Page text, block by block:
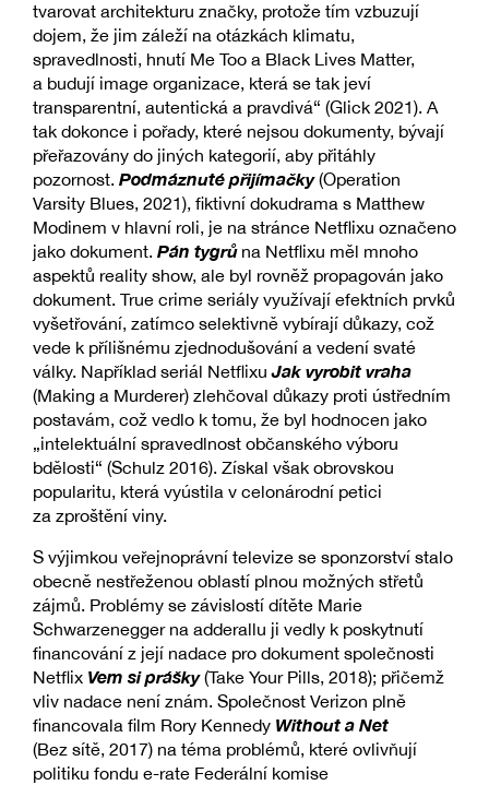
tvarovat architekturu značky, protože tím vzbuzují
dojem, že jim záleží na otázkách klimatu,
spravedlnosti, hnutí Me Too a Black Lives Matter,
a budují image organizace, která se tak jeví
transparentní, autentická a pravdivá“ (Glick 2021). A
tak dokonce i pořady, které nejsou dokumenty, bývají
přeřazovány do jiných kategorií, aby přitáhly
pozornost. Podmáznuté přijímačky(Operation
Varsity Blues, 2021), fiktivní dokudrama s Matthew
Modinem v hlavní roli, je na stránce Netflixu označeno
jako dokument. Pán tygrů na Netflixu měl mnoho
aspektů reality show, ale byl rovněž propagován jako
dokument. True crime seriály využívají efektních prvků
vyšetřování, zatímco selektivně vybírají důkazy, což
vede k přílišnému zjednodušování a vedení svaté
války. Například seriál NetflixuJak vyrobit vraha
(Making a Murderer) zlehčoval důkazy proti ústředním
postavám, což vedlo k tomu, že byl hodnocen jako
„intelektuální spravedlnost občanského výboru
bdělosti“ (Schulz 2016). Získal však obrovskou
popularitu, která vyústila v celonárodní petici
za zproštění viny.
S výjimkou veřejnoprávní televize se sponzorství stalo
obecně nestřeženou oblastí plnou možných střetů
zájmů. Problémy se závislostí dítěte Marie
Schwarzenegger na adderallu ji vedly k poskytnutí
financování z její nadace pro dokument společnosti
Netflix Vem si prášky(Take Your Pills, 2018); přičemž
vliv nadace není znám. Společnost Verizon plně
financovala film Rory Kennedy Without a Net
(Bez sítě, 2017) na téma problémů, které ovlivňují
politiku fondu e-rate Federální komise